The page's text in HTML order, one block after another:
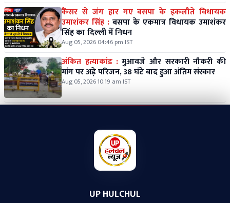
कैंसर से जंग हार गए बसपा के इकलौते विधायक
उमाशंकर सिंह : बसपा के एकमात्र विधायक उमाशंकर
सिंह का दिल्ली में निधन
Aug 05, 2026 04:46 pm IST
अंकित हत्याकांड : मुआवजे और सरकारी नौकरी की
मांग पर अड़े परिजन, 38 घंटे बाद हुआ अंतिम संस्कार
Aug 05, 2026 10:19 am IST
UP HULCHUL